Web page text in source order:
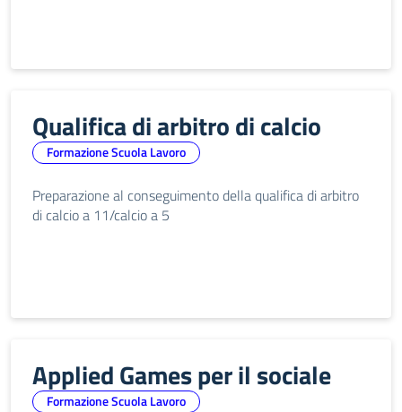
Qualifica di arbitro di calcio
Formazione Scuola Lavoro
Preparazione al conseguimento della qualifica di arbitro
di calcio a 11/calcio a 5
Applied Games per il sociale
Formazione Scuola Lavoro